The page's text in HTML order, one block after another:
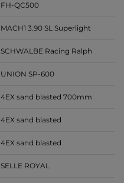
FH-QC500
MACH1 3.90 SL Superlight
SCHWALBE Racing Ralph
UNION SP-600
4EX sand blasted 700mm
4EX sand blasted
4EX sand blasted
SELLE ROYAL